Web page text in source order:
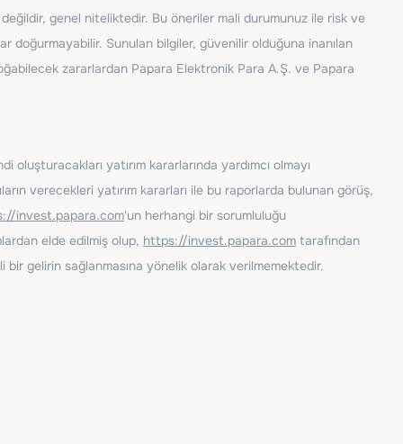
değildir, genel niteliktedir. Bu öneriler mali durumunuz ile risk ve
doğurmayabilir. Sunulan bilgiler, güvenilir olduğuna inanılan
zararlardan Papara Elektronik Para A.Ş. ve Papara
yatırım kararlarında yardımcı olmayı
verecekleri yatırım kararları ile bu raporlarda bulunan görüş,
invest.papara.com'un herhangi bir sorumluluğu
elde edilmiş olup, https://invest.papara.com tarafından
bir gelirin sağlanmasına yönelik olarak verilmemektedir.